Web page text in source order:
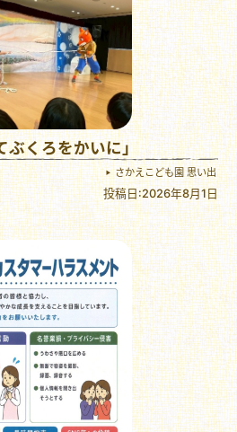
ぶくろをかいに」
さかえこども園 思い出
投稿日:2026年8月1日